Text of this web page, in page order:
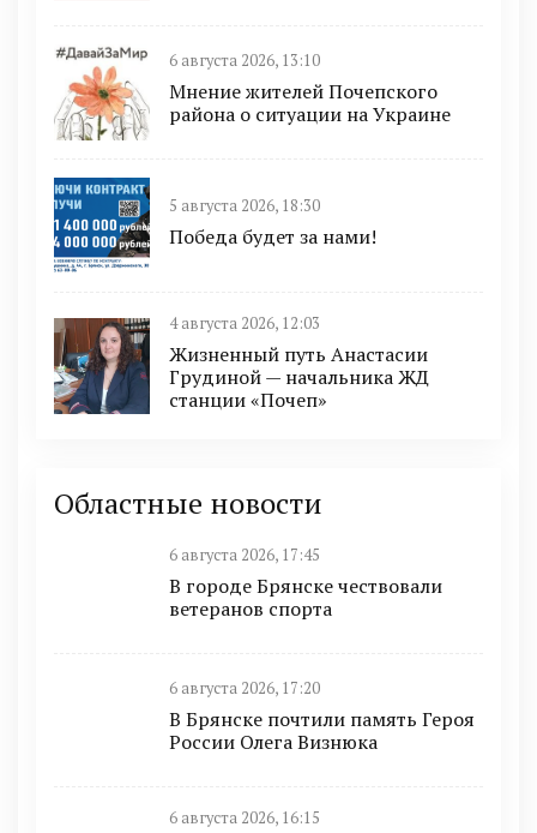
6 августа 2026, 13:10
Мнение жителей Почепского
района о ситуации на Украине
5 августа 2026, 18:30
Победа будет за нами!
4 августа 2026, 12:03
Жизненный путь Анастасии
Грудиной — начальника ЖД
станции «Почеп»
Областные новости
6 августа 2026, 17:45
В городе Брянске чествовали
ветеранов спорта
6 августа 2026, 17:20
В Брянске почтили память Героя
России Олега Визнюка
6 августа 2026, 16:15